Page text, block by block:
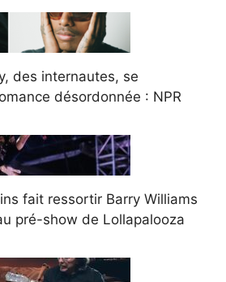
des internautes, se
désordonnée : NPR
fait ressortir Barry Williams
pré-show de Lollapalooza